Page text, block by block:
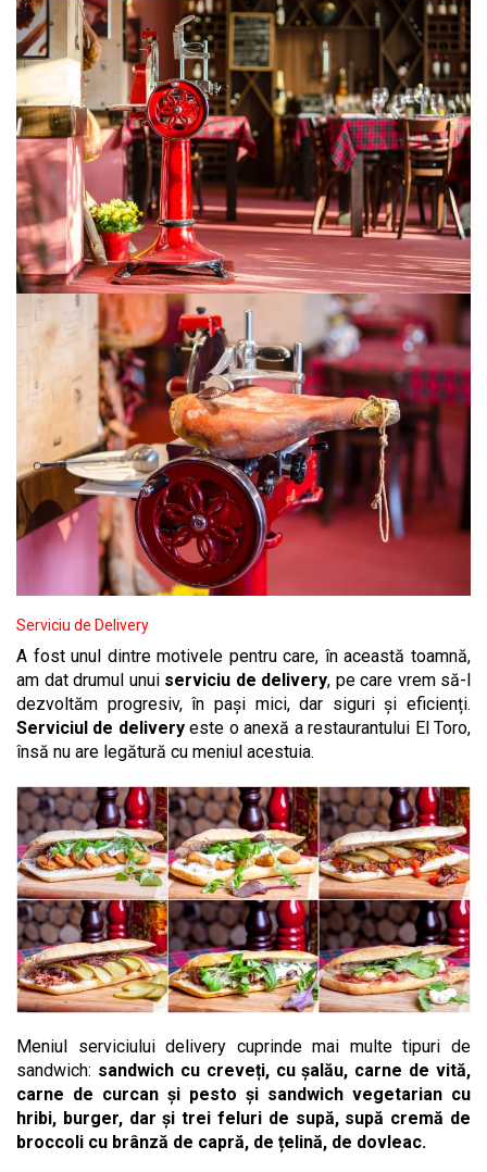
Serviciu de Delivery
A fost unul dintre motivele pentru care, în această toamnă,
am dat drumul unui serviciu de delivery, pe care vrem să-l
dezvoltăm progresiv, în pași mici, dar siguri și eficienți.
Serviciul de deliveryeste o anexă a restaurantului El Toro,
însă nu are legătură cu meniul acestuia.
Meniul serviciului delivery cuprinde mai multe tipuri de
sandwich: sandwich cu creveți, cu șalău, carne de vită,
carne de curcan și pesto și sandwich vegetarian cu
hribi, burger, dar și trei feluri de supă, supă cremă de
broccoli cu brânză de capră, de țelină, de dovleac.